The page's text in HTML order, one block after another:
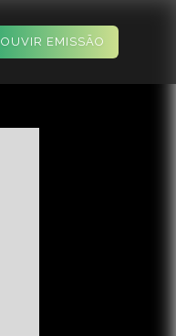
OUVIR EMISSÃO